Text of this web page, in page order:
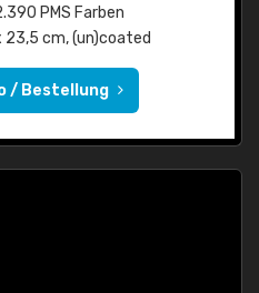
PMS Farben
23,5 cm, (un)coated
/ Bestellung